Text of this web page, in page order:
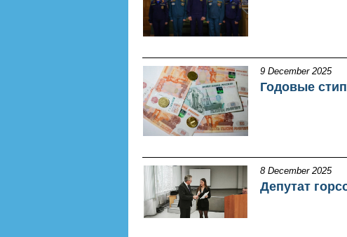
9 December 2025
Годовые
8 December 2025
Депутат